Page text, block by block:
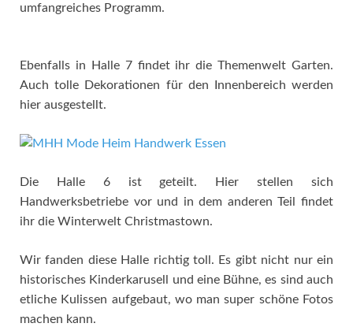
umfangreiches Programm.
Ebenfalls in Halle 7 findet ihr die Themenwelt Garten.
Auch tolle Dekorationen für den Innenbereich werden
hier ausgestellt.
Die Halle 6 ist geteilt. Hier stellen sich
Handwerksbetriebe vor und in dem anderen Teil findet
ihr die Winterwelt Christmastown.
Wir fanden diese Halle richtig toll. Es gibt nicht nur ein
historisches Kinderkarusell und eine Bühne, es sind auch
etliche Kulissen aufgebaut, wo man super schöne Fotos
machen kann.